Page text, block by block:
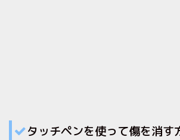
タッチペンを使って傷を消す